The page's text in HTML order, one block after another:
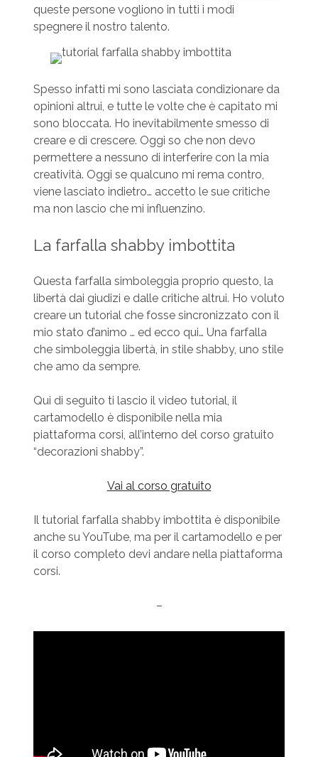
queste persone vogliono in tutti i modi
spegnere il nostro talento.
Spesso infatti mi sono lasciata condizionare da
opinioni altrui, e tutte le volte che è capitato mi
sono bloccata. Ho inevitabilmente smesso di
creare e di crescere. Oggi so che non devo
permettere a nessuno di interferire con la mia
creatività. Oggi se qualcuno mi rema contro,
viene lasciato indietro… accetto le sue critiche
ma non lascio che mi influenzino.
La farfalla shabby imbottita
Questa farfalla simboleggia proprio questo, la
libertà dai giudizi e dalle critiche altrui. Ho voluto
creare un tutorial che fosse sincronizzato con il
mio stato d’animo … ed ecco qui… Una farfalla
che simboleggia libertà, in stile shabby, uno stile
che amo da sempre.
Qui di seguito ti lascio il video tutorial, il
cartamodello è disponibile nella mia
piattaforma corsi, all’interno del corso gratuito
“decorazioni shabby”.
Vai al corso gratuito
Il tutorial farfalla shabby imbottita è disponibile
anche su YouTube, ma per il cartamodello e per
il corso completo devi andare nella piattaforma
corsi.
–